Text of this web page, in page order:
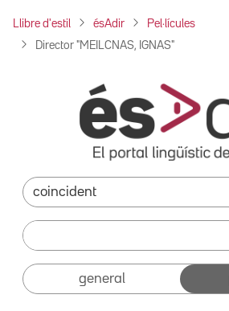
Llibre d'estil ésAdir Pel·lícules
Director "MEILCNAS, IGNAS"
general